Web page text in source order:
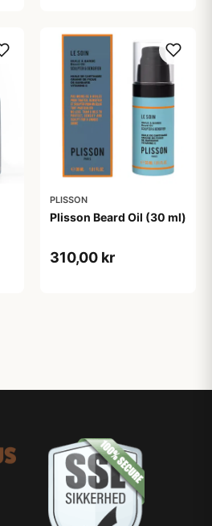
PLISSON
Plisson Beard Oil (30 ml)
310,00 kr